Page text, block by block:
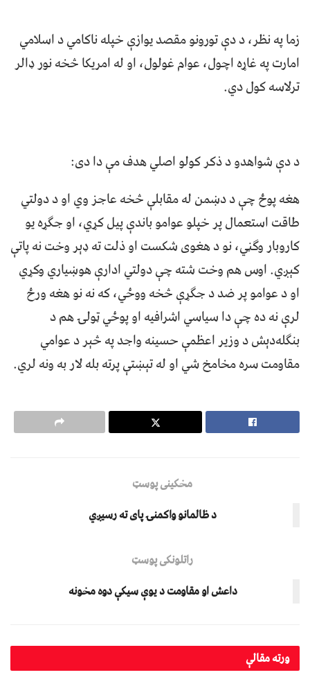
زما په نظر، د دې تورونو مقصد یوازې خپله ناکامي د اسلامي
امارت په غاړه اچول، عوام غولول، او له امریکا څخه نور ډالر
ترلاسه کول دي.
د دې شواهدو د ذکر کولو اصلي هدف مې دا دی:
هغه پوځ چې د دښمن له مقابلې څخه عاجز وي او د دولتي
طاقت استعمال پر خپلو عوامو باندې پیل کړي، او جګړه یو
کاروبار وګڼي، نو د هغوی شکست او ذلت ته ډېر وخت نه پاتې
کېږي. اوس هم وخت شته چې دولتي ادارې هوښیاري وکړي
او د عوامو پر ضد د جګړې څخه ووځي، که نه نو هغه ورځ
لرې نه ده چې دا سیاسي اشرافیه او پوځي ټولۍ هم د
بنګله‌دېش د وزیر اعظمې حسینه واجد په څېر د عوامي
مقاومت سره مخامخ شي او له تېښتې پرته بله لار به ونه لري.
مخکینی پوسټ
د ظالمانو واکمنۍ پای ته رسیږي
راتلونکی پوسټ
داعش او مقاومت د یوې سیکې دوه مخونه
ورتهمقالې